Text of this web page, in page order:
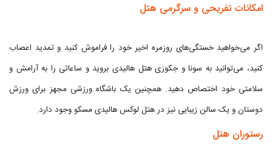
امکانات تفریحی و سرگرمی هتل
اگر می‌خواهید خستگی‌های روزمره اخیر خود را فراموش کنید و تمدید اعصاب
کنید، می‌توانید به سونا و جکوزی هتل هالیدی بروید و ساعاتی را به آرامش و
سلامتی خود اختصاص دهید. همچنین یک باشگاه ورزشی مجهز برای ورزش
دوستان و یک سالن زیبایی نیز در هتل لوکس هالیدی مسکو وجود دارد.
رستوران هتل